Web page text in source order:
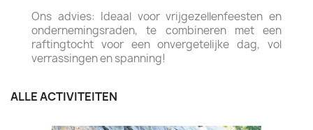
Ons advies: Ideaal voor vrijgezellenfeesten en
ondernemingsraden, te combineren met een
raftingtocht voor een onvergetelijke dag, vol
verrassingen en spanning!
ALLE ACTIVITEITEN